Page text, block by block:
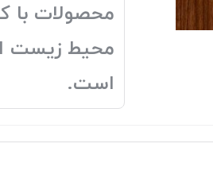
محصولات با
محیط زیست
است.